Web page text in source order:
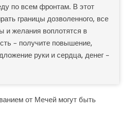
по всем фронтам. В этот
границы дозволенного, все
и желания воплотятся в
– получите повышение,
руки и сердца, денег –
от Мечей могут быть